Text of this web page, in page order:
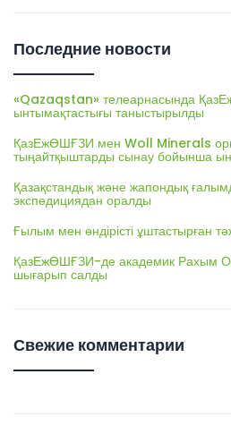
Последние новости
«Qazaqstan» телеарнасында
ынтымақтастығы таныстырылды
ҚазЕжӨШҒЗИ мен Woll Minerals
тыңайтқыштарды сынау бойынша
Қазақстандық және жапондық
экспедициядан оралды
Ғылым мен өндірісті ұштастырған
ҚазЕжӨШҒЗИ-де академик Рахым
шығарып салды
Свежие комментарии